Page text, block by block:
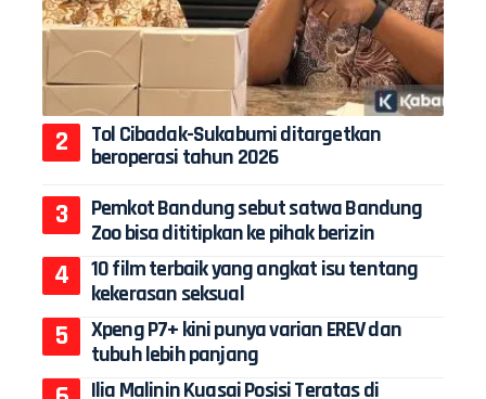
Tol Cibadak-Sukabumi ditargetkan
beroperasi tahun 2026
Pemkot Bandung sebut satwa Bandung
Zoo bisa dititipkan ke pihak berizin
10 film terbaik yang angkat isu tentang
kekerasan seksual
Xpeng P7+ kini punya varian EREV dan
tubuh lebih panjang
Ilia Malinin Kuasai Posisi Teratas di